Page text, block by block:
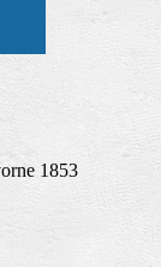
1853